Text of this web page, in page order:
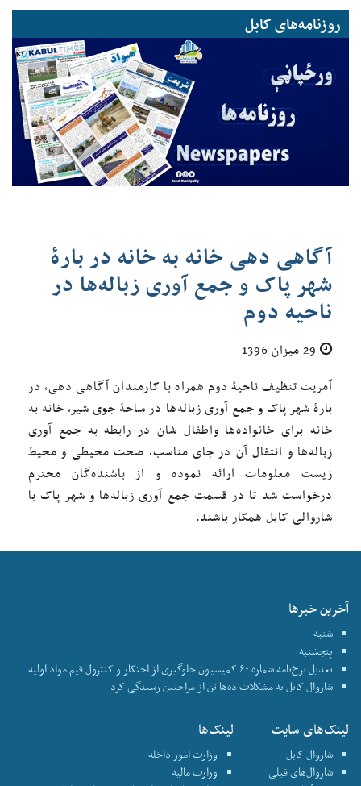
روزنامه‌های کابل
آگاهی دهی خانه به خانه در بارۀ
شهر پاک و جمع آوری زباله‌ها در
ناحیه دوم
آمریت تنظیف ناحیۀ دوم همراه با کارمندان آگاهی دهی، در
بارۀ شهر پاک و جمع آوری زباله‌ها در ساحۀ جوی شیر، خانه به
خانه برای خانواده‌ها واطفال شان در رابطه به جمع آوری
زباله‌ها و انتقال آن در جای مناسب، صحت محیطی و محیط
زیست معلومات ارائه نموده و از باشنده‌گان محترم
درخواست شد تا در قسمت جمع آوری زباله‌ها و شهر پاک با
شاروالی کابل همکار باشند.
آخرین خبرها
شنبه
پنجشنبه
تعدیل نرخ‌نامه شماره ۶۰ کمیسیون جلوگیری از احتکار و کنترول قیم مواد اولیه
شاروال کابل به مشکلات ده‌ها تن از مراجعین رسیدگی کرد
لینک‌های سایت
شاروال کابل
شاروال‌های قبلی
لینک‌ها
وزارت امور داخله
وزارت مالیه